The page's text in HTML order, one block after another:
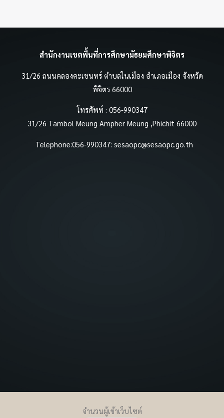
สำนักงานเขตพื้นที่การศึกษามัธยมศึกษาพิจิตร
31/26 ถนนคลองคะเชนทร์ ตำบลในเมือง อำเภอเมือง จังหวัด
พิจิตร 66000
โทรศัพท์ : 056-990347
31/26 Tambol Meung Ampher Meung ,Phichit 66000
Telephone:056-990347: sesaopc@sesaopc.go.th
จำนวนผู้เข้าเว็บไซต์